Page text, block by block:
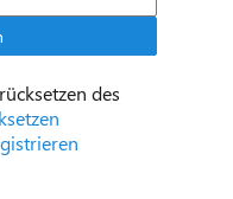
des